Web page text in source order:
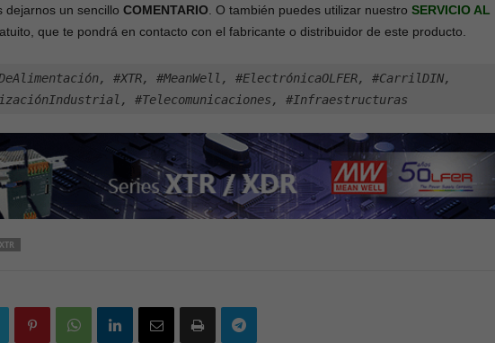
dejarnos un sencillo COMENTARIO . O también puedes utilizar nuestro SERVICIO AL
que te pondrá en contacto con el fabricante o distribuidor de este producto.
#XTR, #MeanWell, #ElectrónicaOLFER, #CarrilDIN,
#Telecomunicaciones, #Infraestructuras
XTR